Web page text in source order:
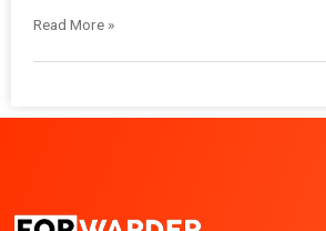
Read More »